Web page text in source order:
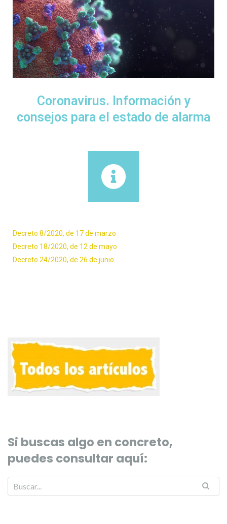
Coronavirus. Información y
consejos para el estado de alarma
Decreto 8/2020, de 17 de marzo
Decreto 18/2020, de 12 de mayo
Decreto 24/2020, de 26 de junio
Si buscas algo en concreto,
puedes consultar aquí: